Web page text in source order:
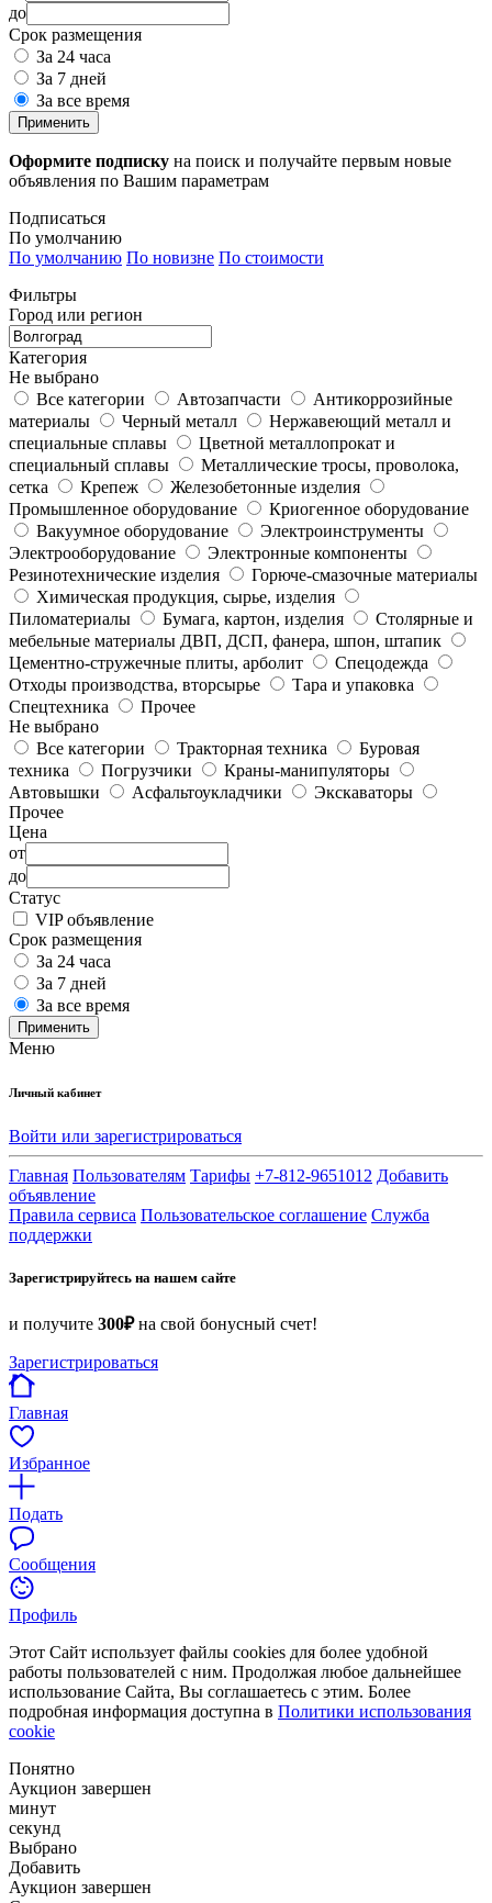
до
Срок размещения
За 24 часа
За 7 дней
За все время
Применить
Оформите подписку на поиск и получайте первым новые
объявления по Вашим параметрам
Подписаться
По умолчанию
По умолчанию По новизне По стоимости
Фильтры
Город или регион
Категория
Не выбрано
Все категории
Автозапчасти
Антикоррозийные
материалы
Черный металл
Нержавеющий металл и
специальные сплавы
Цветной металлопрокат и
специальный сплавы
Металлические тросы, проволока,
сетка
Крепеж
Железобетонные изделия
Промышленное оборудование
Криогенное оборудование
Вакуумное оборудование
Электроинструменты
Электрооборудование
Электронные компоненты
Резинотехнические изделия
Горюче-смазочные материалы
Химическая продукция, сырье, изделия
Пиломатериалы
Бумага, картон, изделия
Столярные и
мебельные материалы ДВП, ДСП, фанера, шпон, штапик
Цементно-стружечные плиты, арболит
Спецодежда
Отходы производства, вторсырье
Тара и упаковка
Спецтехника
Прочее
Не выбрано
Все категории
Тракторная техника
Буровая
техника
Погрузчики
Краны-манипуляторы
Автовышки
Асфальтоукладчики
Экскаваторы
Прочее
Цена
от
до
Статус
VIP объявление
Срок размещения
За 24 часа
За 7 дней
За все время
Применить
Меню
Личный кабинет
Войти или зарегистрироваться
Главная Пользователям Тарифы +7-812-9651012 Добавить
объявление
Правила сервиса Пользовательское соглашение Служба
поддержки
Зарегистрируйтесь на нашем сайте
и получите 300₽на свой бонусный счет!
Зарегистрироваться
Главная
Избранное
Подать
Сообщения
Профиль
Этот Сайт использует файлы cookies для более удобной
работы пользователей с ним. Продолжая любое дальнейшее
использование Сайта, Вы соглашаетесь с этим. Более
подробная информация доступна в Политики использования
cookie
Понятно
Аукцион завершен
минут
секунд
Выбрано
Добавить
Аукцион завершен